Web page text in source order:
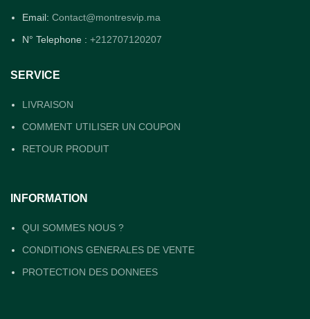
Email: Contact@montresvip.ma
N° Telephone : +212707120207
SERVICE
LIVRAISON
COMMENT UTILISER UN COUPON
RETOUR PRODUIT
INFORMATION
QUI SOMMES NOUS ?
CONDITIONS GENERALES DE VENTE
PROTECTION DES DONNEES